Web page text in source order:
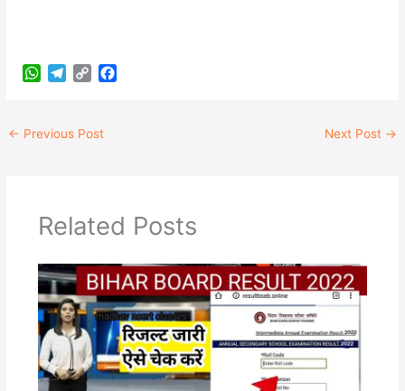
a
l
m
p
k
c
k
← Previous Post Next Post →
Related Posts